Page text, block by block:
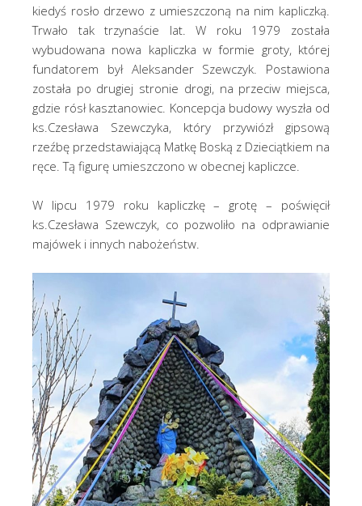
kiedyś rosło drzewo z umieszczoną na nim kapliczką.
Trwało tak trzynaście lat. W roku 1979 została
wybudowana nowa kapliczka w formie groty, której
fundatorem był Aleksander Szewczyk. Postawiona
została po drugiej stronie drogi, na przeciw miejsca,
gdzie rósł kasztanowiec. Koncepcja budowy wyszła od
ks.Czesława Szewczyka, który przywiózł gipsową
rzeźbę przedstawiającą Matkę Boską z Dzieciątkiem na
ręce. Tą figurę umieszczono w obecnej kapliczce.
W lipcu 1979 roku kapliczkę – grotę – poświęcił
ks.Czesława Szewczyk, co pozwoliło na odprawianie
majówek i innych nabożeństw.